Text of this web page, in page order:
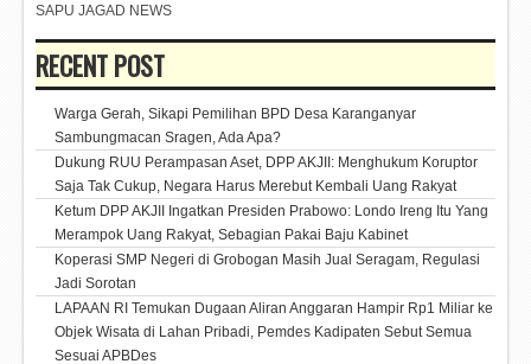
SAPU JAGAD NEWS
RECENT POST
Warga Gerah, Sikapi Pemilihan BPD Desa Karanganyar
Sambungmacan Sragen, Ada Apa?
Dukung RUU Perampasan Aset, DPP AKJII: Menghukum Koruptor
Saja Tak Cukup, Negara Harus Merebut Kembali Uang Rakyat
Ketum DPP AKJII Ingatkan Presiden Prabowo: Londo Ireng Itu Yang
Merampok Uang Rakyat, Sebagian Pakai Baju Kabinet
Koperasi SMP Negeri di Grobogan Masih Jual Seragam, Regulasi
Jadi Sorotan
LAPAAN RI Temukan Dugaan Aliran Anggaran Hampir Rp1 Miliar ke
Objek Wisata di Lahan Pribadi, Pemdes Kadipaten Sebut Semua
Sesuai APBDes